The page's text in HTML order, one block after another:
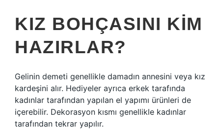
KIZ BOHÇASINI KIM
HAZIRLAR?
Gelinin demeti genellikle damadın annesini veya kız
kardeşini alır. Hediyeler ayrıca erkek tarafında
kadınlar tarafından yapılan el yapımı ürünleri de
içerebilir. Dekorasyon kısmı genellikle kadınlar
tarafından tekrar yapılır.